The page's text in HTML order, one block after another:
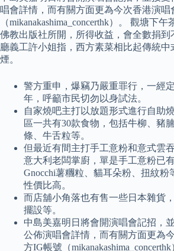
唱會詳情，而有關方面更為今次香港演唱
（mikanakashima_concerthk）。 觀塘下
佛教出版社所開，所得收益，會全數捐到
廳義工許小姐指，西方素菜相比起傳統
煙。
警方重申，爆竊乃嚴重罪行，一經
年，呼籲市民切勿以身試法。
自家燒吧主打以放題形式進行自助
區一共有30款食物，包括牛柳、豬
條、牛舌粒等。
但最近有間主打手工意粉和意式雲
意大利老闆掌廚，單是手工意粉已
Gnocchi薯糰粒、貓耳朵粉、扭紋粉
性價比高。
而店舖小角落也有售一些日本雜貨
擺設等。
中島美嘉明日將會開演唱會記招，
公佈演唱會詳情，而有關方面更為
方IG帳號（mikanakashima_concerthk